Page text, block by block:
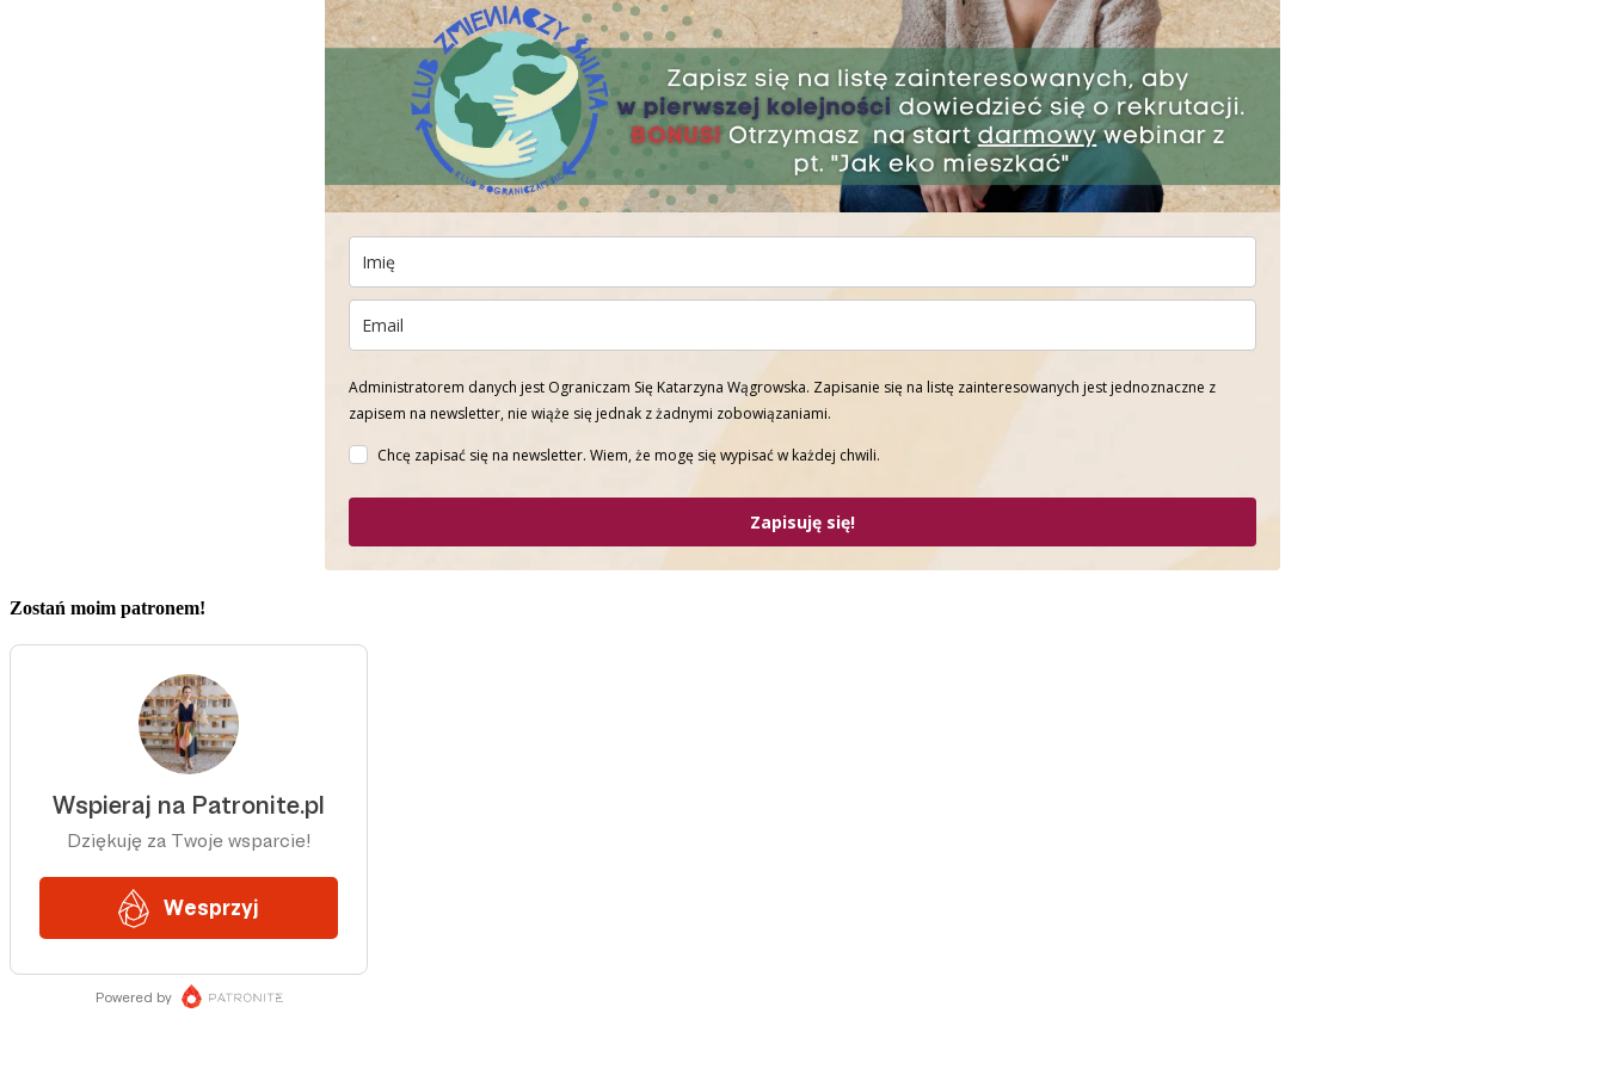
Administratorem danych jest Ograniczam Się Katarzyna Wągrowska. Zapisanie się na listę zainteresowanych jest jednoznaczne z
zapisem na newsletter, nie wiąże się jednak z żadnymi zobowiązaniami.
Chcę zapisać się na newsletter. Wiem, że mogę się wypisać w każdej chwili.
Zapisuję się!
Zostań moim patronem!